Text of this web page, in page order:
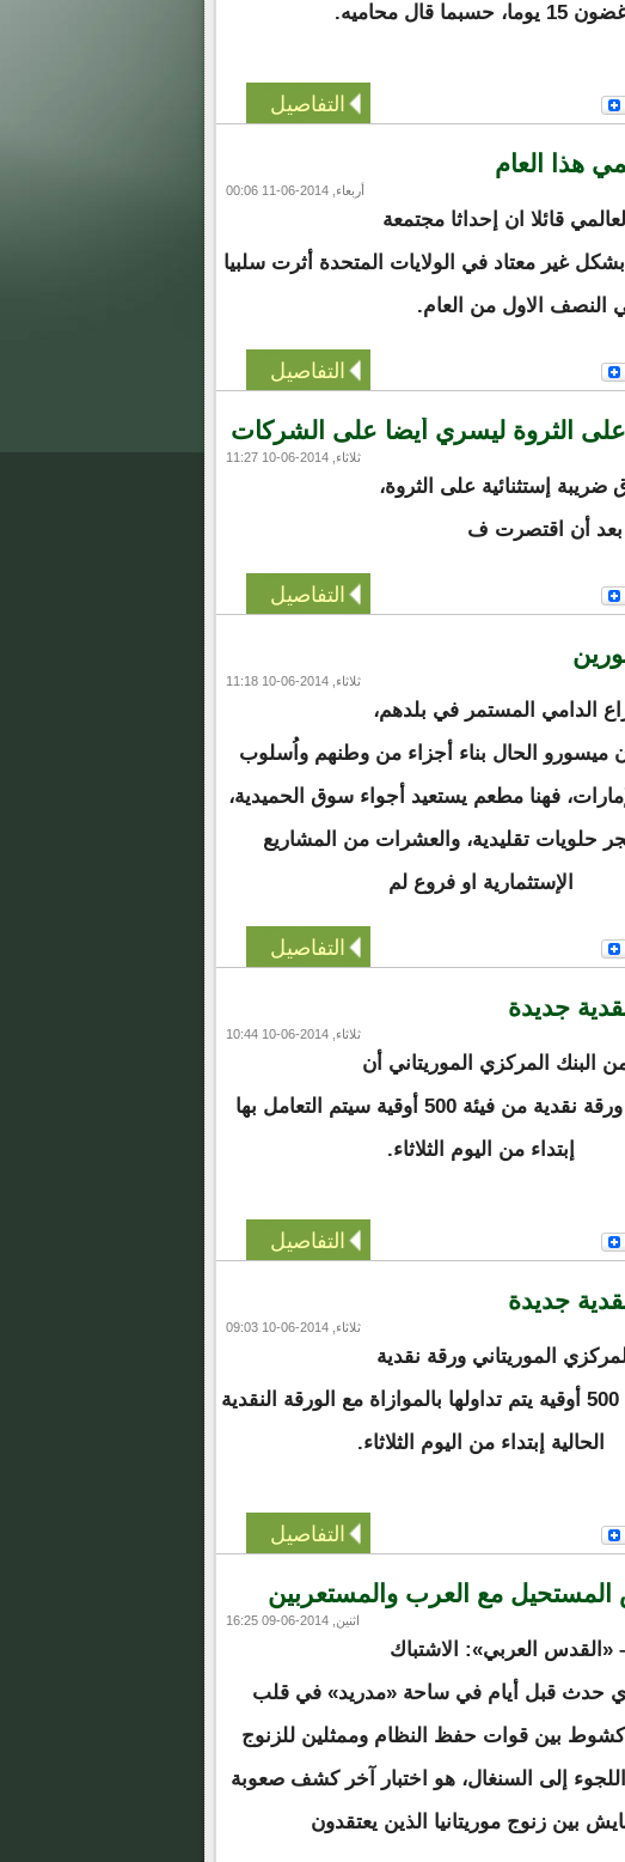
15 يوما، حسبما قال محاميه.
التفاصيل
هذا العام
أربعاء, 2014-06-11 00:06
قائلا ان إحداثا مجتمعة
غير معتاد في الولايات المتحدة أثرت سلبيا
النصف الاول من العام.
التفاصيل
على الثروة ليسري أيضا على الشركات
ثلاثاء, 2014-06-10 11:27
ضريبة إستثنائية على الثروة،
أن اقتصرت ف
التفاصيل
ثلاثاء, 2014-06-10 11:18
الدامي المستمر في بلدهم،
ميسورو الحال بناء أجزاء من وطنهم واُسلوب
فهنا مطعم يستعيد أجواء سوق الحميدية،
حلويات تقليدية، والعشرات من المشاريع
الإستثمارية او فروع لم
التفاصيل
جديدة
ثلاثاء, 2014-06-10 10:44
البنك المركزي الموريتاني أن
الأخير أصدر ورقة نقدية من فيئة 500 أوقية سيتم التعامل بها
إبتداء من اليوم الثلاثاء.
التفاصيل
جديدة
ثلاثاء, 2014-06-10 09:03
الموريتاني ورقة نقدية
جديدة من فئة 500 أوقية يتم تداولها بالموازاة مع الورقة النقدية
الحالية إبتداء من اليوم الثلاثاء.
التفاصيل
المستحيل مع العرب والمستعربين
اثنين, 2014-06-09 16:25
العربي»: الاشتباك
حدث قبل أيام في ساحة «مدريد» في قلب
بين قوات حفظ النظام وممثلين للزنوج
اللجوء إلى السنغال، هو اختبار آخر كشف صعوبة
بين زنوج موريتانيا الذين يعتقدون